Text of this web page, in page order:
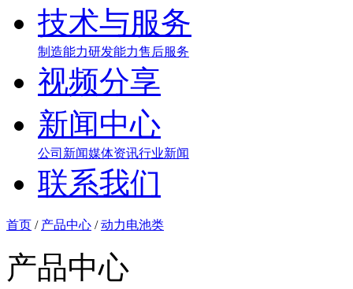
技术与服务
制造能力研发能力售后服务
视频分享
新闻中心
公司新闻媒体资讯行业新闻
联系我们
首页 / 产品中心 /动力电池类
产品中心